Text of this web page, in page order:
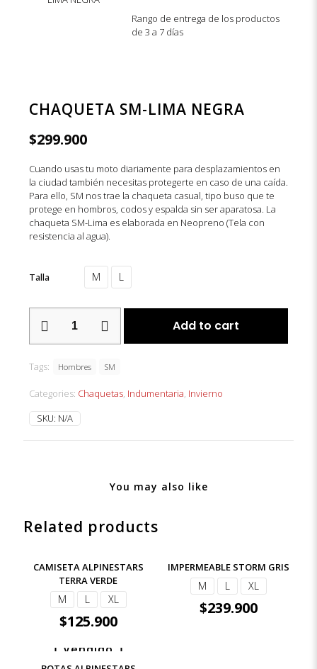
Rango de entrega de los productos
de 3 a 7 días
CHAQUETA SM-LIMA NEGRA
$299.900
Cuando usas tu moto diariamente para desplazamientos en
la ciudad también necesitas protegerte en caso de una caída.
Para ello, SM nos trae la chaqueta casual, tipo buso que te
protege en hombros, codos y espalda sin ser aparatosa. La
chaqueta SM-Lima es elaborada en Neopreno (Tela con
resistencia al agua).
Talla M L
quantity
Add to cart
Tags: Hombres SM
Categories: Chaquetas, Indumentaria, Invierno
SKU: N/A
You may also like
Related products
CAMISETA ALPINESTARS
TERRA VERDE
M L XL
$125.900
IMPERMEABLE STORM GRIS
M L XL
$239.900
Vendido